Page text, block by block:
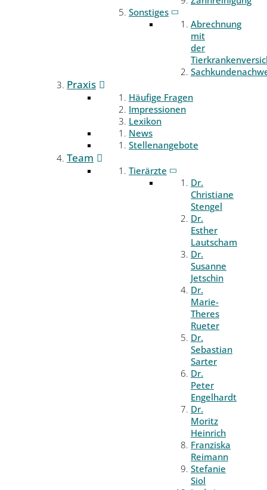
Sonstiges
Abrechnung
mit
der
Praxis
Häufige Fragen
Impressionen
Lexikon
News
Stellenangebote
Team
Tierärzte
Dr.
Christiane
Stengel
Dr.
Esther
Lautscham
Dr.
Susanne
Jetschin
Dr.
Marie-
Theres
Rueter
Dr.
Sebastian
Sarter
Dr.
Peter
Engelhardt
Dr.
Moritz
Heinrich
Franziska
Reimann
Stefanie
Siol